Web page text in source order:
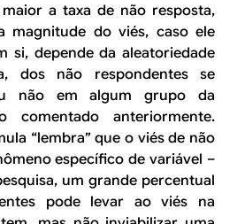
a taxa de não resposta,
magnitude do viés, caso ele
si, depende da aleatoriedade
dos não respondentes se
não em algum grupo da
comentado anteriormente.
“lembra” que o viés de não
específico de variável –
um grande percentual
pode levar ao viés na